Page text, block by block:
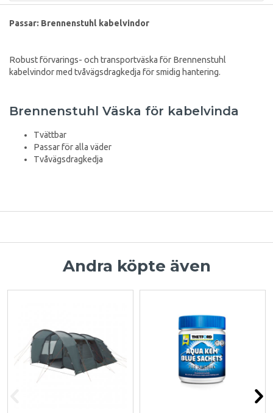
Passar: Brennenstuhl kabelvindor
Robust förvarings- och transportväska för Brennenstuhl
kabelvindor med tvåvägsdragkedja för smidig hantering.
Brennenstuhl Väska för kabelvinda
Tvättbar
Passar för alla väder
Tvåvägsdragkedja
Andra köpte även